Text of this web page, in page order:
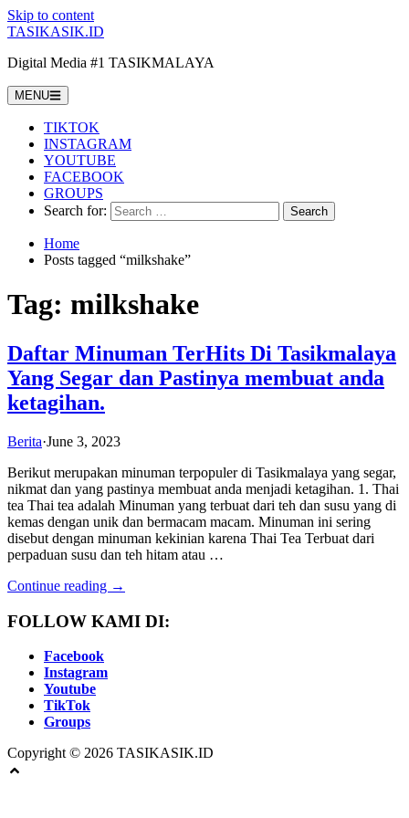
Skip to content
TASIKASIK.ID
Digital Media #1 TASIKMALAYA
MENU
TIKTOK
INSTAGRAM
YOUTUBE
FACEBOOK
GROUPS
Search for:
Home
Posts tagged “milkshake”
Tag: milkshake
Daftar Minuman TerHits Di Tasikmalaya
Yang Segar dan Pastinya membuat anda
ketagihan.
Berita·June 3, 2023
Berikut merupakan minuman terpopuler di Tasikmalaya yang segar,
nikmat dan yang pastinya membuat anda menjadi ketagihan. 1. Thai
tea Thai tea adalah Minuman yang terbuat dari teh dan susu yang di
kemas dengan unik dan bermacam macam. Minuman ini sering
disebut dengan minuman kekinian karena Thai Tea Terbuat dari
perpaduan susu dan teh hitam atau …
Continue reading →
FOLLOW KAMI DI:
Facebook
Instagram
Youtube
TikTok
Groups
Copyright © 2026 TASIKASIK.ID